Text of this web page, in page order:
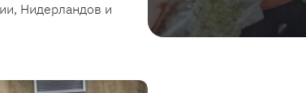
Нидерландов и